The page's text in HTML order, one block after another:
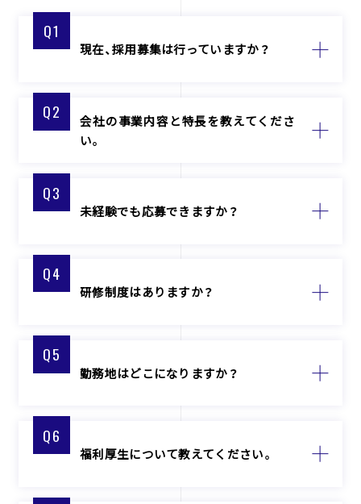
募集要項
Q1
現在、採用募集は行っていますか？
Q2
会社の事業内容と特長を教えてくださ
い。
Q3
未経験でも応募できますか？
Q4
研修制度はありますか？
Q5
勤務地はどこになりますか？
Q6
福利厚生について教えてください。